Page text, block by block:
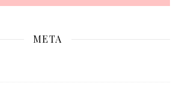
META